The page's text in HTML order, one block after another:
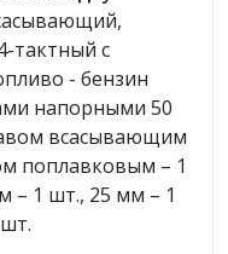
тактный с
- бензин
напорными 50
всасывающим
поплавковым – 1
– 1 шт., 25 мм – 1